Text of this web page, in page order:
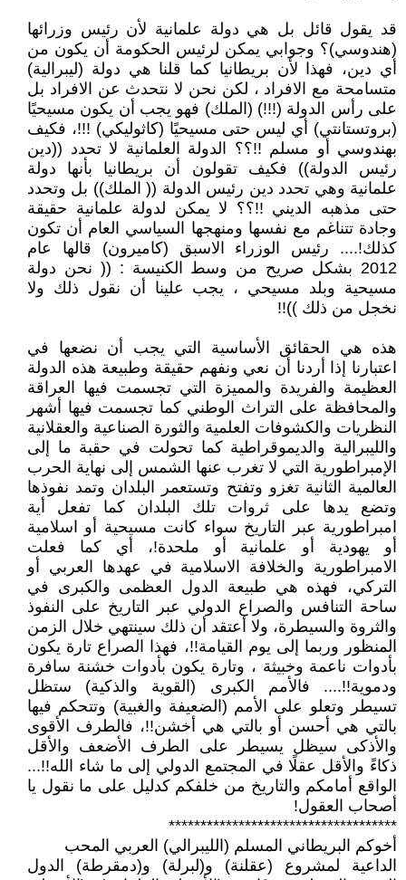
قد يقول قائل بل هي دولة علمانية لأن رئيس وزرائها
(هندوسي)؟ وجوابي يمكن لرئيس الحكومة أن يكون من
أي دين، فهذا لأن بريطانيا كما قلنا هي دولة (ليبرالية)
متسامحة مع الافراد ، لكن نحن لا نتحدث عن الافراد بل
على رأس الدولة (!!!) (الملك) فهو يجب أن يكون مسيحيًا
(بروتستانتي) أي ليس حتى مسيحيًا (كاثوليكي) !!!، فكيف
بهندوسي أو مسلم !!؟؟ الدولة العلمانية لا تحدد ((دين
رئيس الدولة)) فكيف تقولون أن بريطانيا بأنها دولة
علمانية وهي تحدد دين رئيس الدولة (( الملك)) بل وتحدد
حتى مذهبه الديني !!؟؟ لا يمكن لدولة علمانية حقيقة
وجادة تتناغم مع نفسها ومنهجها السياسي العام أن تكون
كذلك!.... رئيس الوزراء الاسبق (كاميرون) قالها عام
2012 بشكل صريح من وسط الكنيسة : (( نحن دولة
مسيحية وبلد مسيحي ، يجب علينا أن نقول ذلك ولا
نخجل من ذلك ))!!
هذه هي الحقائق الأساسية التي يجب أن نضعها في
اعتبارنا إذا أردنا أن نعي ونفهم حقيقة وطبيعة هذه الدولة
العظيمة والفريدة والمميزة التي تجسمت فيها العراقة
والمحافظة على التراث الوطني كما تجسمت فيها أشهر
النظريات والكشوفات العلمية والثورة الصناعية والعقلانية
والليبرالية والديموقراطية كما تحولت في حقبة ما إلى
الإمبراطورية التي لا تغرب عنها الشمس إلى نهاية الحرب
العالمية الثانية تغزو وتفتح وتستعمر البلدان وتمد نفوذها
وتضع يدها على ثروات تلك البلدان كما تفعل أية
امبراطورية عبر التاريخ سواء كانت مسيحية أو اسلامية
أو يهودية أو علمانية أو ملحدة!، أي كما فعلت
الامبراطورية والخلافة الاسلامية في عهدها العربي أو
التركي، فهذه هي طبيعة الدول العظمى والكبرى في
ساحة التنافس والصراع الدولي عبر التاريخ على النفوذ
والثروة والسيطرة، ولا أعتقد أن ذلك سينتهي خلال الزمن
المنظور وربما إلى يوم القيامة!!، فهذا الصراع تارة يكون
بأدوات ناعمة وخبيثة ، وتارة يكون بأدوات خشنة سافرة
ودموية!!.... فالأمم الكبرى (القوية والذكية) ستظل
تسيطر وتعلو على الأمم (الضعيفة والغبية) وتتحكم فيها
بالتي هي أحسن أو بالتي هي أخشن!!، فالطرف الأقوى
والأذكى سيظل يسيطر على الطرف الأضعف والأقل
ذكاءً والأقل عقلًا في المجتمع الدولي إلى ما شاء الله!!...
الواقع أمامكم والتاريخ من خلفكم كدليل على ما نقول يا
أصحاب العقول!
************************************
أخوكم البريطاني المسلم (الليبرالي) العربي المحب
الداعية لمشروع (عقلنة) و(لبرلة) و(دمقرطة) الدول